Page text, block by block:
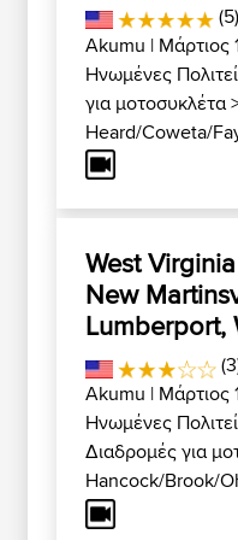
Akumu | Μάρτιος
Ηνωμένες
για μοτοσυκλέτα
Heard/Coweta/
West
New
Lumberport,
Akumu | Μάρτιος
Ηνωμένες
Διαδρομές για
Hancock/Brook/